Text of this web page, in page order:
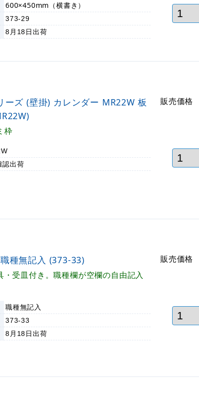
600×450mm（横書き）
373-29
8月18日出荷
ーズ (壁掛) カレンダー MR22W 板
枠
認出荷
販売価格
種無記入 (373-33)
・受皿付き。職種欄が空欄の自由記入
職種無記入
373-33
8月18日出荷
販売価格